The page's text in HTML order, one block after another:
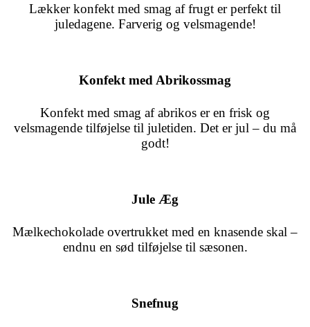
Lækker konfekt med smag af frugt er perfekt til
juledagene. Farverig og velsmagende!
Konfekt med Abrikossmag
Konfekt med smag af abrikos er en frisk og
velsmagende tilføjelse til juletiden. Det er jul – du må
godt!
Jule Æg
Mælkechokolade overtrukket med en knasende skal –
endnu en sød tilføjelse til sæsonen.
Snefnug